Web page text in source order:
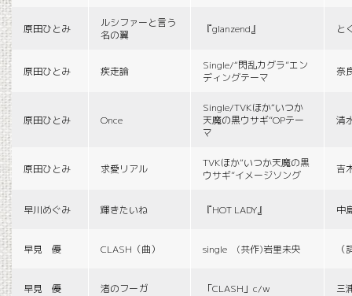
原田ひとみ
ルシファーと言う
名の翼
『glanzend』 と
原田ひとみ 疾走論
Single/“閃乱カグラ”エン
ディングテーマ
奈
原田ひとみ Once
Single/TVKほか“いつか
天魔の黒ウサギ”OPテー
マ
清
原田ひとみ 求愛リアル
TVKほか“いつか天魔の黒
ウサギ”イメージソング
吉
早川めぐみ 輝きたいね 『HOT LADY』 中
早見 優 CLASH（曲） single (共作)岩里未央
早見 優 渚のフーガ 「CLASH」c/w 三